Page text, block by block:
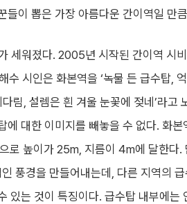
들이 뽑은 가장 아름다운 간이역일 만
세워졌다. 2005년 시작된 간이역 시
수 시인은 화본역을 ‘녹물 든 급수탑,
림, 설렘은 흰 겨울 눈꽃에 젖네’라고
에 대한 이미지를 빼놓을 수 없다. 화본
로 높이가 25m, 지름이 4m에 달한다.
풍경을 만들어내는데, 다른 지역의 급
있는 것이 특징이다. 급수탑 내부에는